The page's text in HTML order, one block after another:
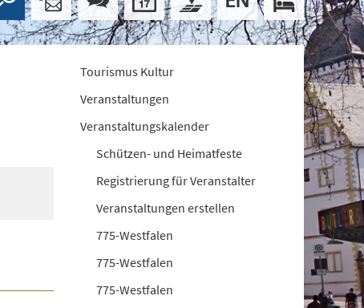
Tourismus Kultur
Veranstaltungen
Veranstaltungskalender
Schützen- und Heimatfeste
Registrierung für Veranstalter
Veranstaltungen erstellen
775-Westfalen
775-Westfalen
775-Westfalen